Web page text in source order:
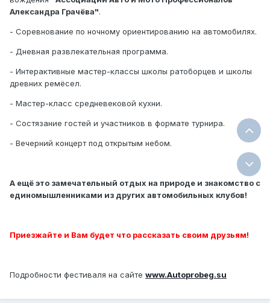
Александра Грачёва".
- Соревнование по ночному ориентированию на автомобилях.
- Дневная развлекательная программа.
- Интерактивные мастер-классы школы ратоборцев и школы
древних ремёсел.
- Мастер-класс средневековой кухни.
- Состязание гостей и участников в формате турнира.
- Вечерний концерт под открытым небом.
А ещё это замечательный отдых на природе и знакомство с
единомышленниками из других автомобильных клубов!
Приезжайте и Вам будет что рассказать своим друзьям!
Подробности фестиваля на сайте www.Autoprobeg.su